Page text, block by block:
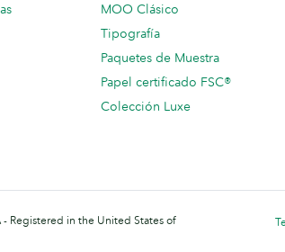
MOO Clásico
Tipografía
Paquetes de Muestra
Papel certificado FSC®
Colección Luxe
- Registered in the United States of